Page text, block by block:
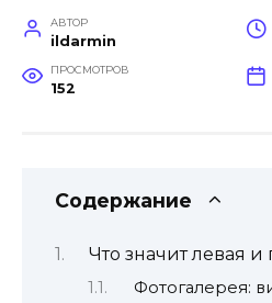
АВТОР
ildarmin
ПРОСМОТРОВ
152
Содержание
Что значит левая
Фотогалерея: